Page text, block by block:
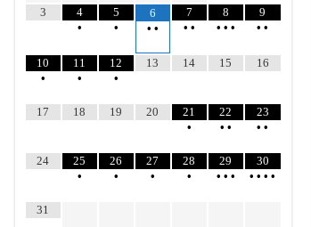
3
4
•
5
•
6
• •
7
• •
8
• • •
9
• •
10
•
11
•
12
•
13 14 15 16
17 18 19 20
21
•
22
• •
23
• •
24
25
•
26
•
27
•
28
•
29
• • •
30
• • • •
31